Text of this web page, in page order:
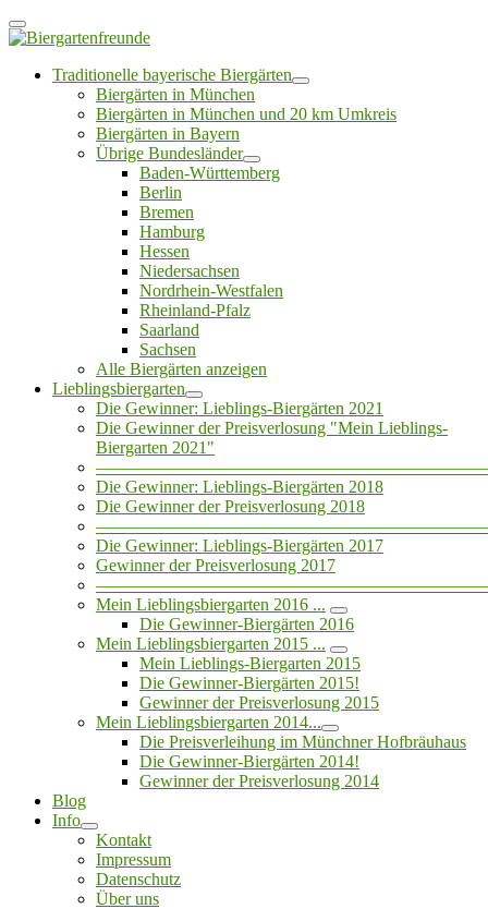
Traditionelle bayerische Biergärten
Biergärten in München
Biergärten in München und 20 km Umkreis
Biergärten in Bayern
Übrige Bundesländer
Baden-Württemberg
Berlin
Bremen
Hamburg
Hessen
Niedersachsen
Nordrhein-Westfalen
Rheinland-Pfalz
Saarland
Sachsen
Alle Biergärten anzeigen
Lieblingsbiergarten
Die Gewinner: Lieblings-Biergärten 2021
Die Gewinner der Preisverlosung "Mein Lieblings-
Biergarten 2021"
Die Gewinner: Lieblings-Biergärten 2018
Die Gewinner der Preisverlosung 2018
Die Gewinner: Lieblings-Biergärten 2017
Gewinner der Preisverlosung 2017
Mein Lieblingsbiergarten 2016 ...
Die Gewinner-Biergärten 2016
Mein Lieblingsbiergarten 2015 ...
Mein Lieblings-Biergarten 2015
Die Gewinner-Biergärten 2015!
Gewinner der Preisverlosung 2015
Mein Lieblingsbiergarten 2014...
Die Preisverleihung im Münchner Hofbräuhaus
Die Gewinner-Biergärten 2014!
Gewinner der Preisverlosung 2014
Blog
Info
Kontakt
Impressum
Datenschutz
Über uns